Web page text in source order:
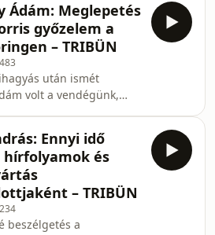
Ádám: Meglepetés
győzelem a
– TRIBÜN
után ismét
volt a vendégünk,
mögötti
és persze a McLaren
volt. Na meg a Ferrari
szenvedése. De
1
Ennyi idő
hírfolyamok és
– TRIBÜN
beszélgetés a